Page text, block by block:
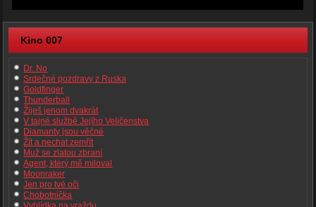
Kino 007
Dr. No
Srdečné pozdravy z Ruska
Goldfinger
Thunderball
Žiješ jenom dvakrát
V tajné službě Jejího Veličenstva
Diamanty jsou věčné
Žít a nechat zemřít
Muž se zlatou zbraní
Agent, který mě miloval
Moonraker
Jen pro tvé oči
Chobotnička